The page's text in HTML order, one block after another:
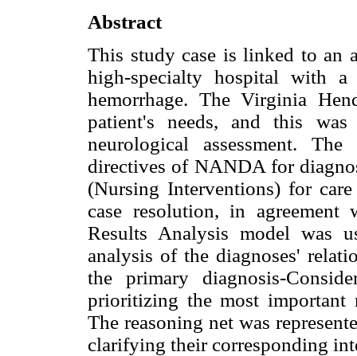
Abstract
This study case is linked to an
high-specialty hospital with a
hemorrhage. The Virginia
patient's needs, and this was
neurological assessment.
directives of NANDA for
(Nursing Interventions) for
case resolution, in agreement
Results Analysis model was
analysis of the diagnoses'
the primary diagnosis-
prioritizing the most important
The reasoning net was
clarifying their corresponding